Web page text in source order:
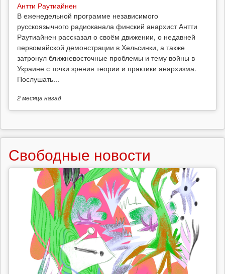
Антти Раутиайнен
В еженедельной программе независимого
русскоязычного радиоканала финский анархист Антти
Раутиайнен рассказал о своём движении, о недавней
первомайской демонстрации в Хельсинки, а также
затронул ближневосточные проблемы и тему войны в
Украине с точки зрения теории и практики анархизма.
Послушать...
2 месяцаназад
Свободные новости